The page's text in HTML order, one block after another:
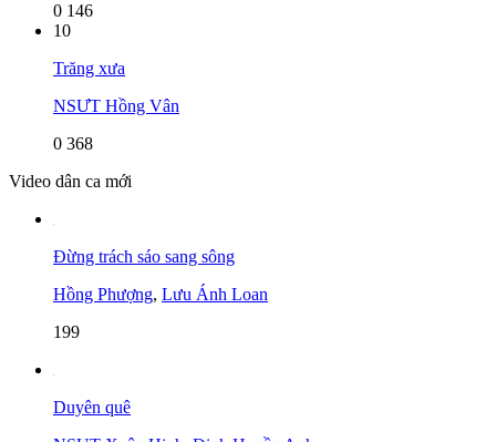
0 146
10
Trăng xưa
NSƯT Hồng Vân
0 368
Video dân ca mới
Đừng trách sáo sang sông
Hồng Phượng, Lưu Ánh Loan
199
Duyên quê